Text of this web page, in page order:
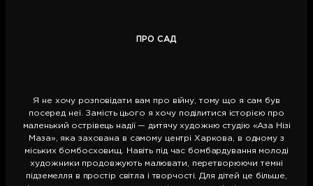
ПРО САД
Я не хочу розповідати вам про війну, тому що я сам був
посеред неї. Замість цього я хочу поділитися історією про
маленький острівець надії — дитячу художню студію «Аза Нізі
Маза», яка захована в самому центрі Харкова, в одному з
міських бомбосховищ. Навіть під час бомбардування молоді
художники продовжують малювати, перетворюючи темні
підземелля в простір світла і творчості. Для дітей це більше,